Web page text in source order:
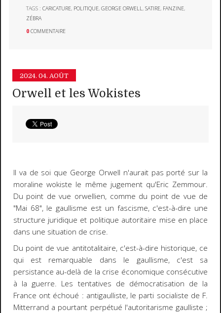
TAGS :CARICATURE, POLITIQUE,GEORGE ORWELL ,SATIRE, FANZINE,
ZÉBRA
0 COMMENTAIRE
2024. 04. AOÛT
Orwell et les Wokistes
Il va de soi que George Orwell n'aurait pas porté sur la
moraline wokiste le même jugement qu'Eric Zemmour.
Du point de vue orwellien, comme du point de vue de
"Mai 68", le gaullisme est un fascisme, c'est-à-dire une
structure juridique et politique autoritaire mise en place
dans une situation de crise.
Du point de vue antitotalitaire, c'est-à-dire historique, ce
qui est remarquable dans le gaullisme, c'est sa
persistance au-delà de la crise économique consécutive
à la guerre. Les tentatives de démocratisation de la
France ont échoué : antigaulliste, le parti socialiste de F.
Mitterrand a pourtant perpétué l'autoritarisme gaulliste ;